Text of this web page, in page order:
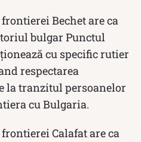
frontierei Bechet are ca
bulgar Punctul
cu specific rutier
respectarea
la tranzitul persoanelor
cu Bulgaria.
frontierei Calafat are ca